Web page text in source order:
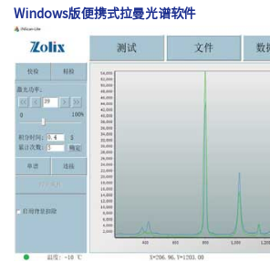
Windows版便携式拉曼光谱软件